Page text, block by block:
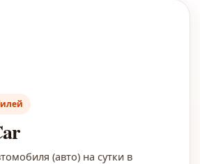
(авто) на сутки в